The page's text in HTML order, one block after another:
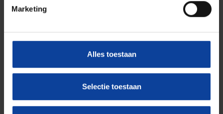
Marketing
Alles toestaan
Selectie toestaan
Wilt u meer weten over medische isotopen en hoe
met ons op!